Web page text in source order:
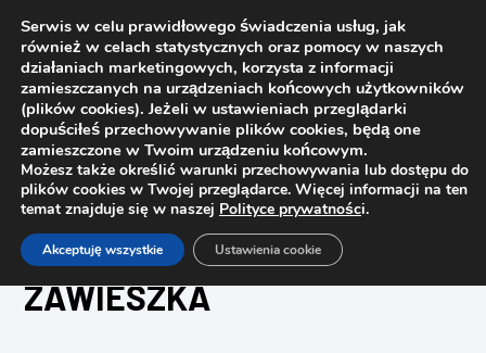
Strona główna Sklep zawieszka
ZAWIESZKA
Serwis w celu prawidłowego świadczenia usług, jak
również w celach statystycznych oraz pomocy w naszych
działaniach marketingowych, korzysta z informacji
zamieszczanych na urządzeniach końcowych użytkowników
(plików cookies). Jeżeli w ustawieniach przeglądarki
dopuściłeś przechowywanie plików cookies, będą one
zamieszczone w Twoim urządzeniu końcowym.
Możesz także określić warunki przechowywania lub dostępu do
plików cookies w Twojej przeglądarce. Więcej informacji na ten
temat znajduje się w naszej Polityce prywatności.
Akceptuję wszystkie Ustawienia cookie